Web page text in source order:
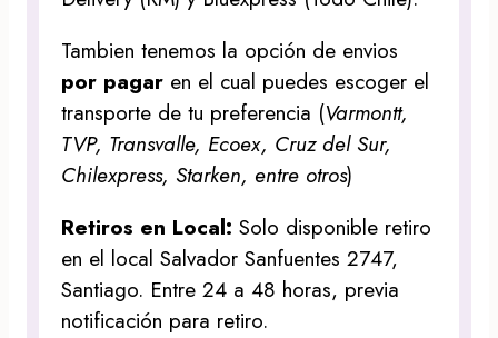
Tambien tenemos la opción de envios
por pagar en el cual puedes escoger el
transporte de tu preferencia (Varmontt,
TVP, Transvalle, Ecoex, Cruz del Sur,
Chilexpress, Starken, entre otros)
Retiros en Local:Solo disponible retiro
en el local Salvador Sanfuentes 2747,
Santiago. Entre 24 a 48 horas, previa
notificación para retiro.